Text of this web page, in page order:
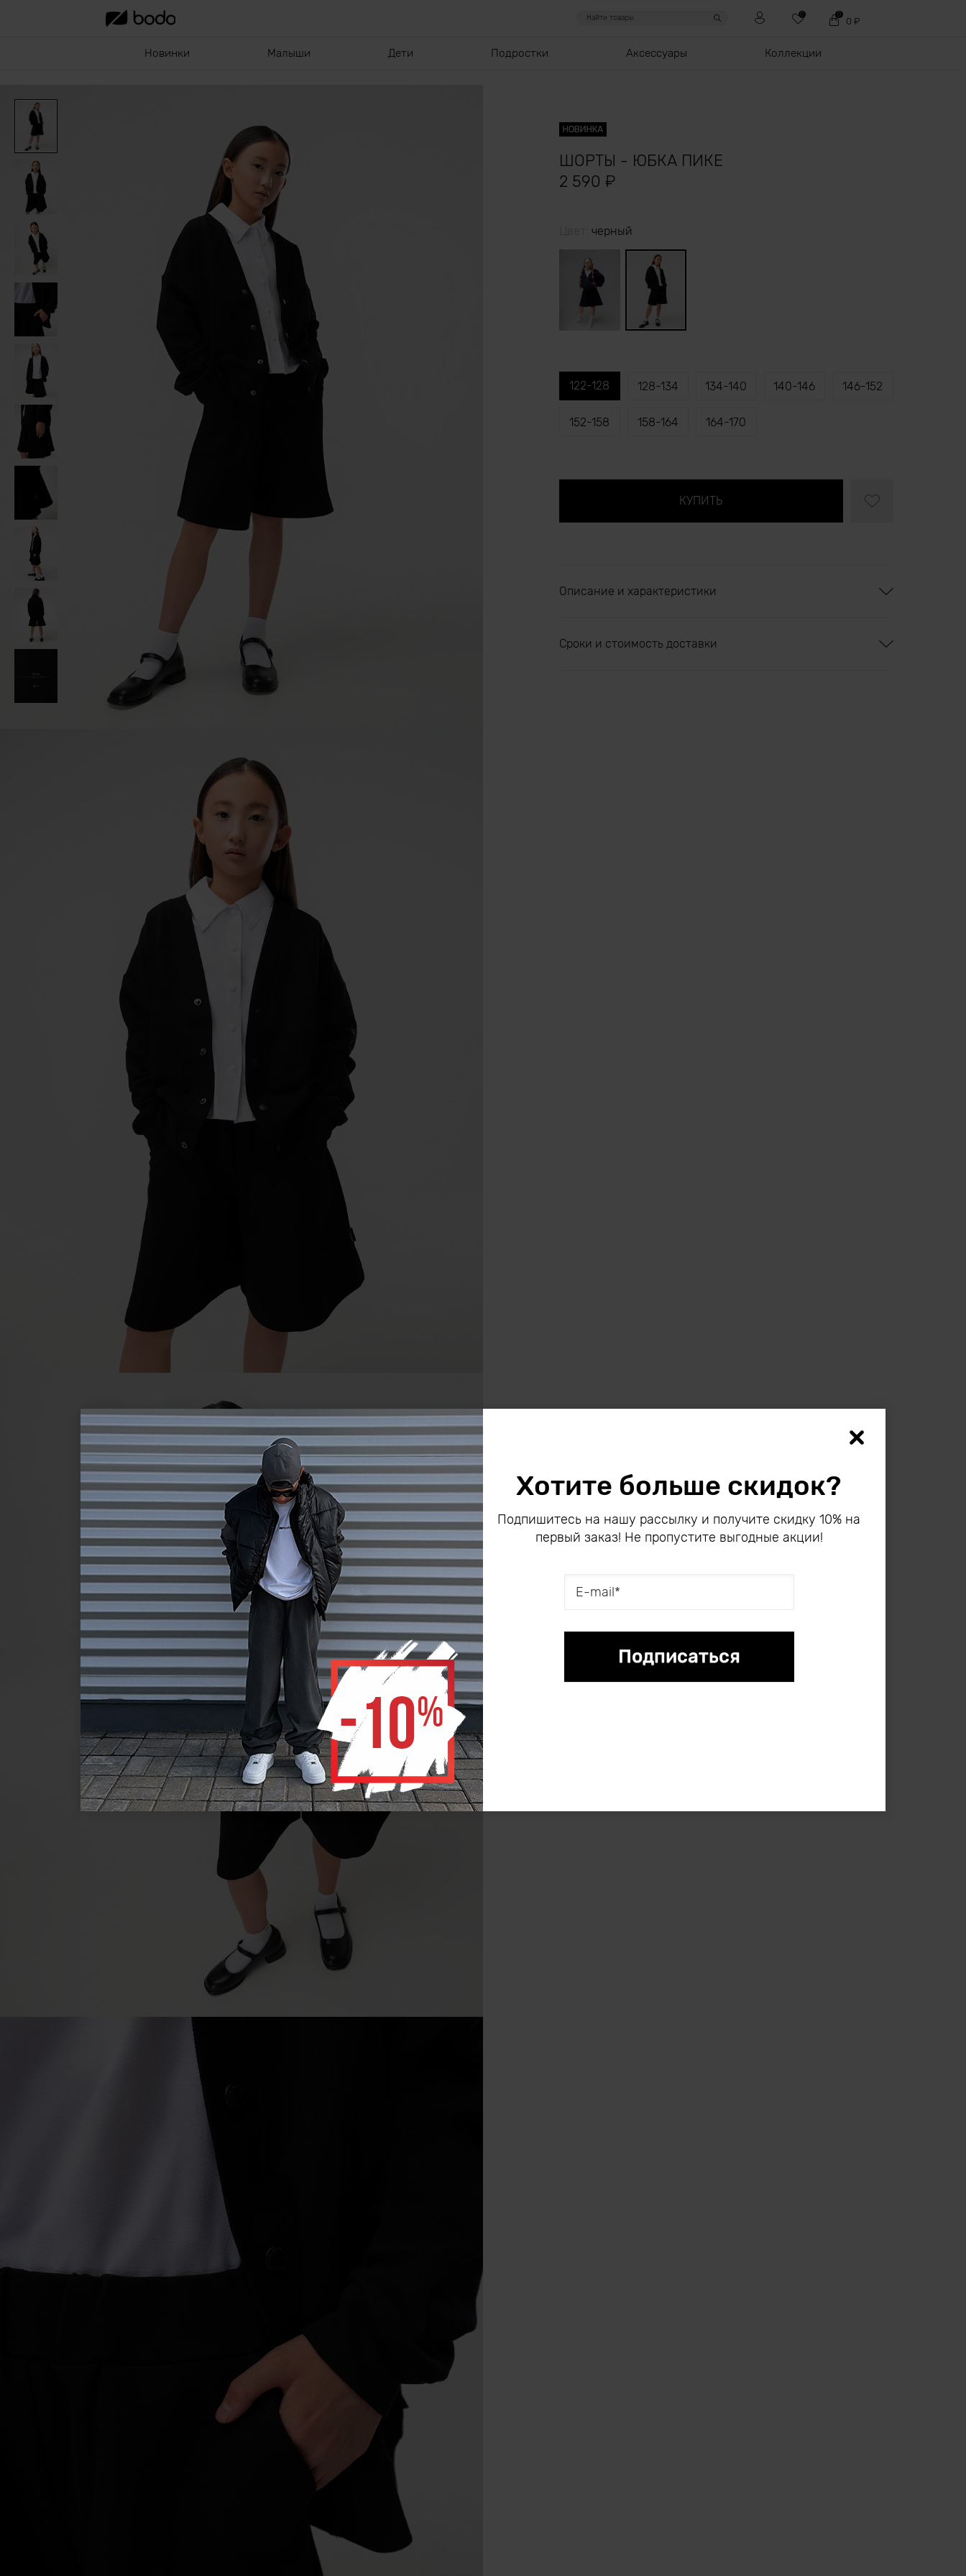
0 0
0₽
Новинки Малыши Дети Подростки Аксессуары Коллекции
ШОРТЫ - ЮБКА ПИКЕ
2 590 ₽
черный
122-128 128-134 134-140 140-146 146-152
152-158 158-164 164-170
Описание и характеристики
Сроки и стоимость доставки
Хотите больше скидок?
Подпишитесь на нашу рассылку и получите скидку 10% на
первый заказ! Не пропустите выгодные акции!